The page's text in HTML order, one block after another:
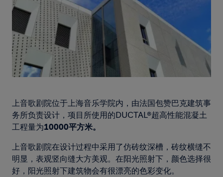
上音歌剧院位于上海音乐学院内，由法国包赞巴克建筑事
务所负责设计，项目所使用的DUCTAL®超高性能混凝土
工程量为10000平方米。
上音歌剧院在设计过程中采用了仿砖纹深槽，砖纹横缝不
明显，表观竖向缝大方美观。在阳光照射下，颜色选择很
好，阳光照射下建筑物会有很漂亮的色彩变化。